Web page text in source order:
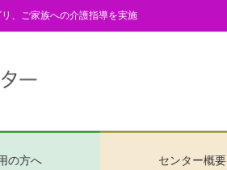
、ご家族への介護指導を実施
の方へ センター概要